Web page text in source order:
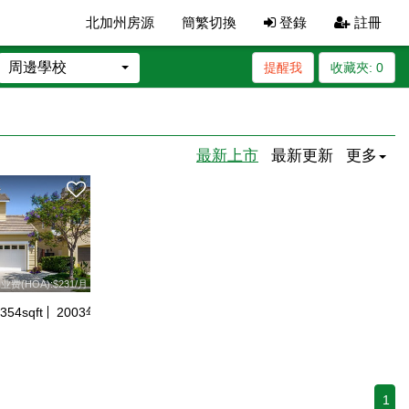
北加州房源 簡繁切換 登錄 註冊
周邊學校 收藏夾: 0
提醒我
最新上市 最新更新 更多
费(HOA):$231/月
sqft 2003年建
1